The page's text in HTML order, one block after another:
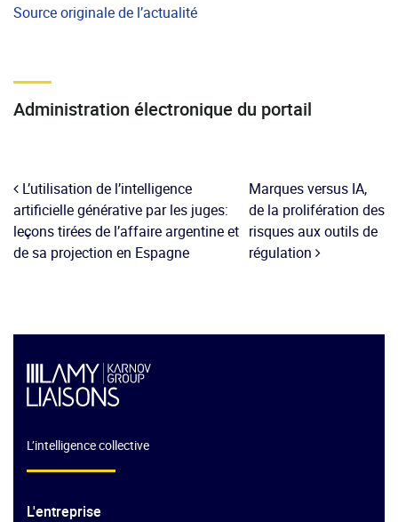
Source originale de l’actualité
Administration électronique du portail
L’utilisation de l’intelligence
artificielle générative par les juges:
leçons tirées de l’affaire argentine et
de sa projection en Espagne
Marques versus IA,
de la prolifération des
risques aux outils de
régulation
L’intelligence collective
L'entreprise